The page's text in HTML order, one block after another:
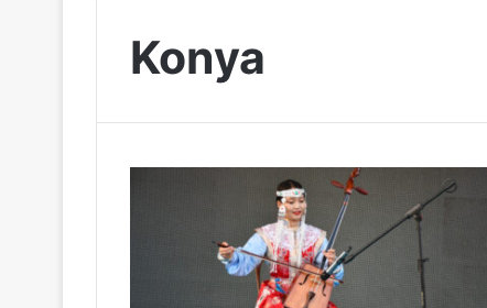
Konya